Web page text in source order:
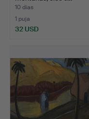
10 días
1 puja
32 USD